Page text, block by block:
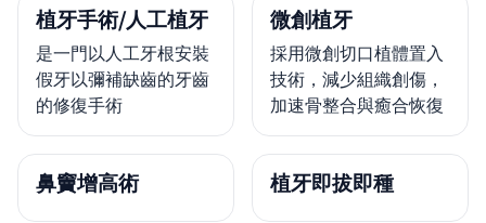
植牙手術/人工植牙
是一門以人工牙根安裝
假牙以彌補缺齒的牙齒
的修復手術
微創植牙
採用微創切口植體置入
技術，減少組織創傷，
加速骨整合與癒合恢復
鼻竇增高術 植牙即拔即種